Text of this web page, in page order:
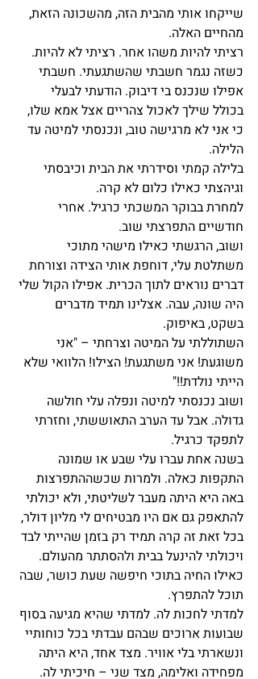
שייקחו אותי מהבית הזה, מהשכונה הזאת,
מהחיים האלה.
רציתי להיות משהו אחר. רציתי לא להיות.
כשזה נגמר חשבתי שהשתגעתי. חשבתי
אפילו שנכנס בי דיבוק. הודעתי לבעלי
בכולל שילך לאכול צהריים אצל אמא שלו,
כי אני לא מרגישה טוב, ונכנסתי למיטה עד
הלילה.
בלילה קמתי וסידרתי את הבית וכיבסתי
וגיהצתי כאילו כלום לא קרה.
למחרת בבוקר המשכתי כרגיל. אחרי
חודשיים התפרצתי שוב.
ושוב, הרגשתי כאילו מישהי מתוכי
משתלטת עלי, דוחפת אותי הצידה וצורחת
דברים נוראים לתוך הכרית. אפילו הקול שלי
היה שונה, עבה. אצלינו תמיד מדברים
בשקט, באיפוק.
השתוללתי על המיטה וצרחתי – "אני
משוגעת! אני משתגעת! הצילו! הלוואי שלא
הייתי נולדת!!"
ושוב נכנסתי למיטה ונפלה עלי חולשה
גדולה. אבל עד הערב התאוששתי, וחזרתי
לתפקד כרגיל.
בשנה אחת עברו עלי שבע או שמונה
התקפות כאלה. ולמרות שכשההתפרצות
באה היא היתה מעבר לשליטתי, ולא יכולתי
להתאפק גם אם היו מבטיחים לי מליון דולר,
בכל זאת זה קרה תמיד רק בזמן שהייתי לבד
ויכולתי להינעל בבית ולהסתתר מהעולם.
כאילו החיה בתוכי חיפשה שעת כושר, שבה
תוכל להתפרץ.
למדתי לחכות לה. למדתי שהיא מגיעה בסוף
שבועות ארוכים שבהם עבדתי בכל כוחותיי
ונשארתי בלי אוויר. מצד אחד, היא היתה
מפחידה ואלימה, מצד שני – חיכיתי לה.